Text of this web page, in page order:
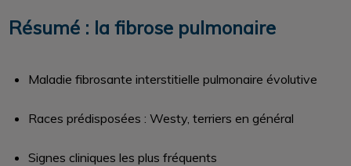
Résumé : la fibrose pulmonaire
Maladie fibrosante interstitielle pulmonaire évolutive
Races prédisposées : Westy, terriers en général
Signes cliniques les plus fréquents